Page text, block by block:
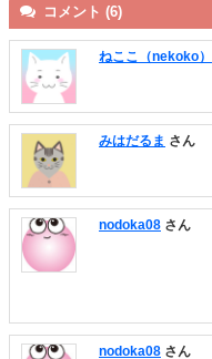
コメント (6)
ねここ（nekoko）
みはだるま さん
nodoka08 さん
nodoka08 さん